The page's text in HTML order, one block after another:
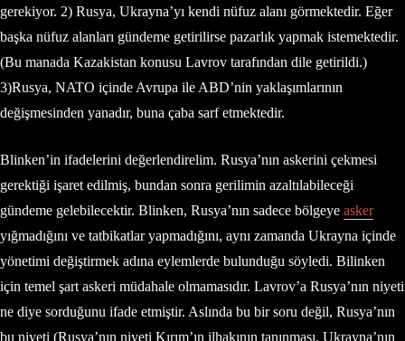
gerekiyor. 2) Rusya, Ukrayna’yı kendi nüfuz alanı görmektedir. Eğer
başka nüfuz alanları gündeme getirilirse pazarlık yapmak istemektedir.
(Bu manada Kazakistan konusu Lavrov tarafından dile getirildi.)
3)Rusya, NATO içinde Avrupa ile ABD’nin yaklaşımlarının
değişmesinden yanadır, buna çaba sarf etmektedir.
Blinken’in ifadelerini değerlendirelim. Rusya’nın askerini çekmesi
gerektiği işaret edilmiş, bundan sonra gerilimin azaltılabileceği
gündeme gelebilecektir. Blinken, Rusya’nın sadece bölgeye asker
yığmadığını ve tatbikatlar yapmadığını, aynı zamanda Ukrayna içinde
yönetimi değiştirmek adına eylemlerde bulunduğu söyledi. Bilinken
için temel şart askeri müdahale olmamasıdır. Lavrov’a Rusya’nın niyeti
ne diye sorduğunu ifade etmiştir. Aslında bu bir soru değil, Rusya’nın
bu niyeti (Rusya’nın niyeti Kırım’ın ilhakının tanınması, Ukrayna’nın